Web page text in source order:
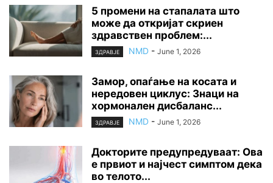
5 промени на стапалата што
може да откријат скриен
здравствен проблем:...
ЗДРАВЈЕ NMD - June 1, 2026
Замор, опаѓање на косата и
нередовен циклус: Знаци на
хормонален дисбаланс...
ЗДРАВЈЕ NMD - June 1, 2026
Докторите предупредуваат: Ова
е првиот и најчест симптом дека
во телото...